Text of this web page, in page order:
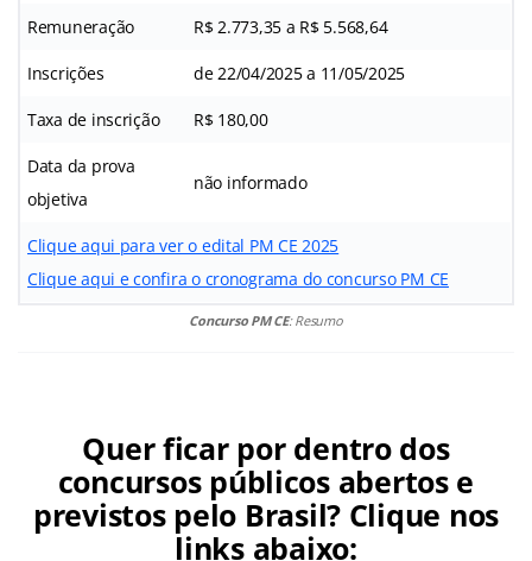
Remuneração R$ 2.773,35 a R$ 5.568,64
Inscrições de 22/04/2025 a 11/05/2025
Taxa de inscrição R$ 180,00
Data da prova
objetiva
não informado
Clique aqui para ver o edital PM CE 2025
Clique aqui e confira o cronograma do concurso PM CE
Concurso PM CE: Resumo
Quer ficar por dentro dos
concursos públicos abertos e
previstos pelo Brasil? Clique nos
links abaixo: